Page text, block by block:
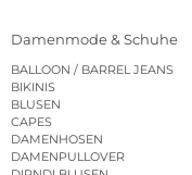
Damenmode & Schuhe
BALLOON / BARREL JEANS
BIKINIS
BLUSEN
CAPES
DAMENHOSEN
DAMENPULLOVER